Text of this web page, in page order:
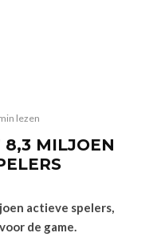
lezen
8,3 MILJOEN
actieve spelers,
de game.